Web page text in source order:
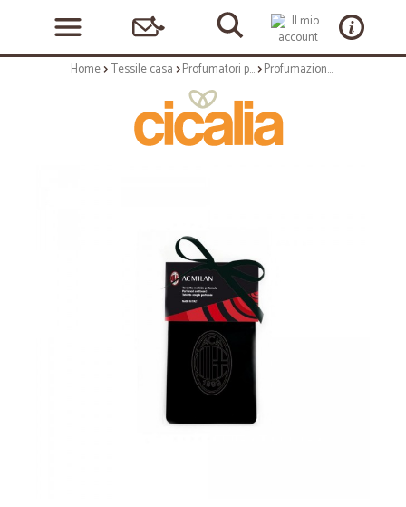
Home Tessile casa Profumatori per bucato Profumazione per il bucato: Milan tavolette morbide profumate nero